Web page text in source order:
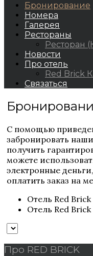
Бронирование
Номера
Галерея
Рестораны
Ресторан
Новости
Про отель
Red Brick
Связаться
С помощью
забронировать
получить
можете
электронные
оплатить заказ на
Отель Red Brick
Отель Red
Про RED BRICK